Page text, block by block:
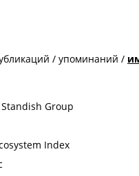
/ упоминаний /
Group
Index